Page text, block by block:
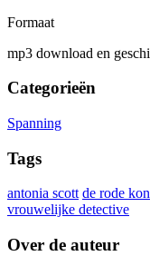
Formaat
mp3 download en
Categorieën
Spanning
Tags
antonia scott de rode
vrouwelijke detective
Over de auteur